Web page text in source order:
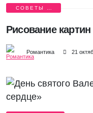
СОВЕТЫ И
Рисование
Романтика 21